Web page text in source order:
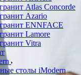
Atlas Concorde
Azario
ENNFACE
Lamore
Vitra
столы iModern